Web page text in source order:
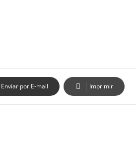
Enviar por E-mail Imprimir